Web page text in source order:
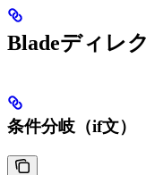
Bladeディレ
条件分岐（if文）